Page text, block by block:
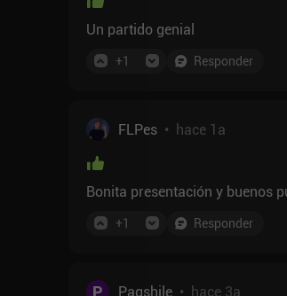
Un partido genial
+1 Responder
FLPes• hace 1a
Bonita presentación y buenos
+1 Responder
P Pagshile• hace 3a